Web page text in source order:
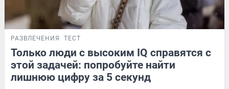
РАЗВЛЕЧЕНИЯ ТЕСТ
Только люди с высоким IQ справятся с
этой задачей: попробуйте найти
лишнюю цифру за 5 секунд